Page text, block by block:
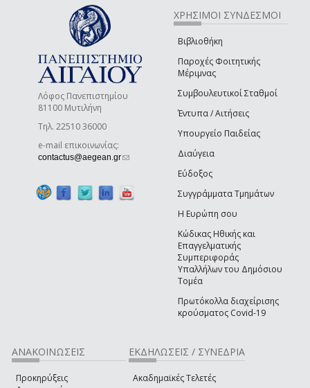
Λόφος Πανεπιστημίου
81100 Μυτιλήνη
Τηλ. 22510 36000
e-mail επικοινωνίας:
contactus@aegean.gr(link sends e-mail)
ΧΡΗΣΙΜΟΙ ΣΥΝΔΕΣΜΟΙ
Βιβλιοθήκη
Παροχές Φοιτητικής
Μέριμνας
Συμβουλευτικοί Σταθμοί
Έντυπα / Αιτήσεις
Υπουργείο Παιδείας
Διαύγεια
Εύδοξος
Συγγράμματα Τμημάτων
Η Ευρώπη σου
Κώδικας Ηθικής και
Επαγγελματικής
Συμπεριφοράς
Υπαλλήλων του Δημόσιου
Τομέα
Πρωτόκολλα διαχείρισης
κρούσματος Covid-19
ΑΝΑΚΟΙΝΩΣΕΙΣ
Προκηρύξεις
ΕΚΔΗΛΩΣΕΙΣ / ΣΥΝΕΔΡΙΑ
Ακαδημαϊκές Τελετές